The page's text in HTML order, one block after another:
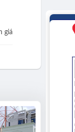
giá